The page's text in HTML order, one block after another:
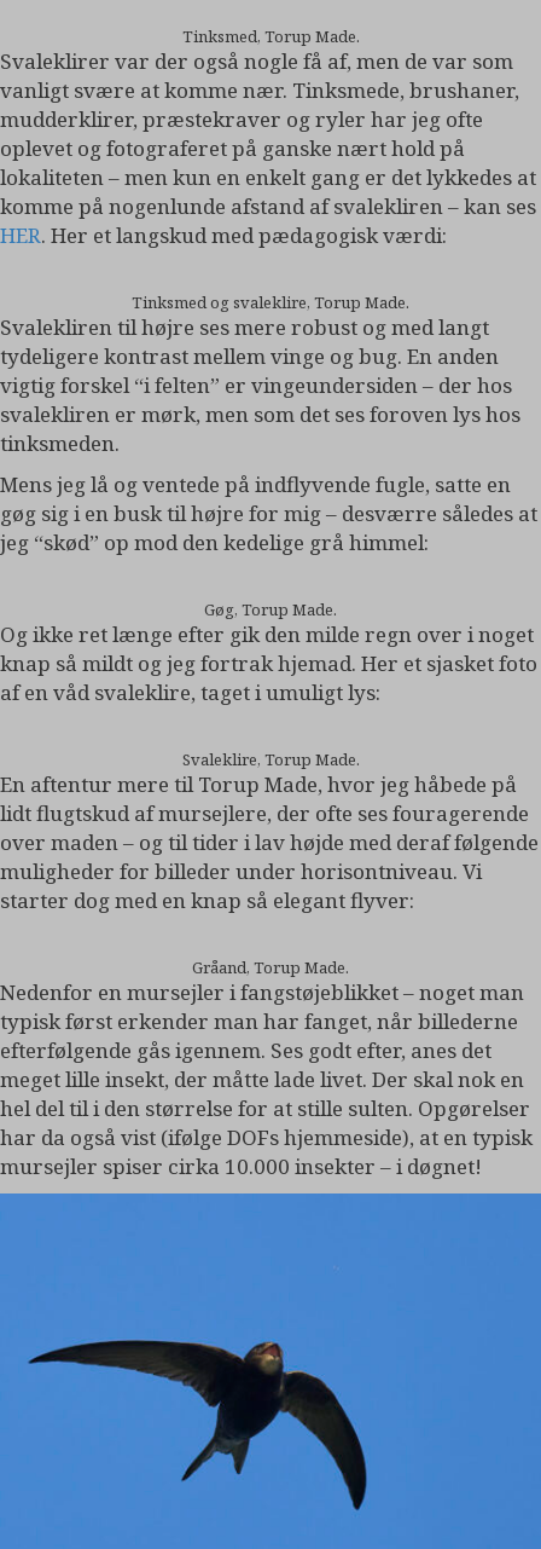
Tinksmed, Torup Made.
Svaleklirer var der også nogle få af, men de var som
vanligt svære at komme nær. Tinksmede, brushaner,
mudderklirer, præstekraver og ryler har jeg ofte
oplevet og fotograferet på ganske nært hold på
lokaliteten – men kun en enkelt gang er det lykkedes at
komme på nogenlunde afstand af svalekliren – kan ses
HER. Her et langskud med pædagogisk værdi:
Tinksmed og svaleklire, Torup Made.
Svalekliren til højre ses mere robust og med langt
tydeligere kontrast mellem vinge og bug. En anden
vigtig forskel “i felten” er vingeundersiden – der hos
svalekliren er mørk, men som det ses foroven lys hos
tinksmeden.
Mens jeg lå og ventede på indflyvende fugle, satte en
gøg sig i en busk til højre for mig – desværre således at
jeg “skød” op mod den kedelige grå himmel:
Gøg, Torup Made.
Og ikke ret længe efter gik den milde regn over i noget
knap så mildt og jeg fortrak hjemad. Her et sjasket foto
af en våd svaleklire, taget i umuligt lys:
Svaleklire, Torup Made.
En aftentur mere til Torup Made, hvor jeg håbede på
lidt flugtskud af mursejlere, der ofte ses fouragerende
over maden – og til tider i lav højde med deraf følgende
muligheder for billeder under horisontniveau. Vi
starter dog med en knap så elegant flyver:
Gråand, Torup Made.
Nedenfor en mursejler i fangstøjeblikket – noget man
typisk først erkender man har fanget, når billederne
efterfølgende gås igennem. Ses godt efter, anes det
meget lille insekt, der måtte lade livet. Der skal nok en
hel del til i den størrelse for at stille sulten. Opgørelser
har da også vist (ifølge DOFs hjemmeside), at en typisk
mursejler spiser cirka 10.000 insekter – i døgnet!